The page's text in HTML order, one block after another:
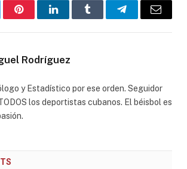
PinterestLinkedInTumblr TelegramEmail
Rodríguez
y Estadístico por ese orden. Seguidor
los deportistas cubanos. El béisbol es